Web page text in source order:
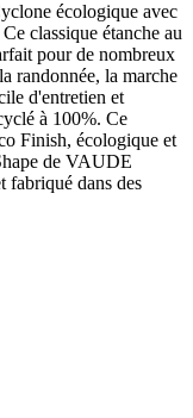
écologique avec
classique étanche au
pour de nombreux
randonnée, la marche
d'entretien et
à 100%. Ce
Finish, écologique et
de VAUDE
fabriqué dans des